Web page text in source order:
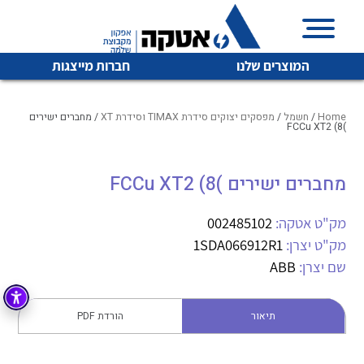
המוצרים שלנו חברות מייצגות
איכות | שרות | זמינות
והפצה של מוצרי
מיתוג, בקרה , ואינסטלציה חשמלית ופעילה ב7 תחומים:
חשמל מיתוג ואינסטלציה חשמלית
בקרה
זיווד
לכל מוצרי היצרן לכל מוצרי היצרן
לכל מוצרי היצרן לכל מוצרי היצרן
Home
/ חשמל / מפסקים יצוקים סידרת TIMAX וסידרת XT / מחברים ישירים
)FCCu XT2 (8
מחברים ישירים )FCCu XT2 (8
מק"ט אטקה: 002485102
מק"ט יצרן: 1SDA066912R1
שם יצרן: ABB
תיאור הורדת PDF